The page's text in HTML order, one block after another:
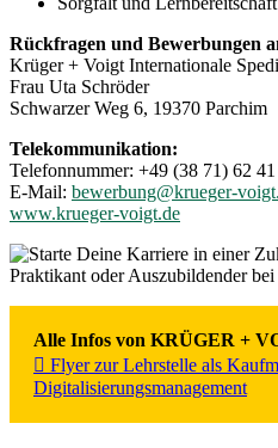
Rückfragen und Bewerbungen
Krüger + Voigt Internationale
Frau Uta Schröder
Schwarzer Weg 6, 19370 Parchim
Telekommunikation:
Telefonnummer: +49 (38 71) 62
E-Mail: bewerbung@krueger-
www.krueger-voigt.de
Alle Infos von KRÜGER +
Flyer zur Lehrstelle als
Digitalisierungsmanagement